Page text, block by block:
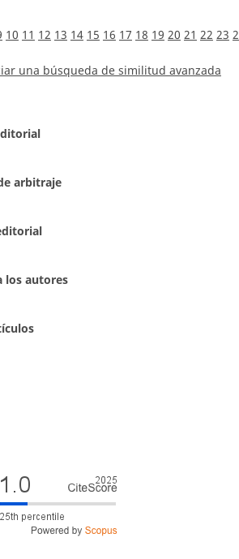
10 11 12 13 14 15 16 17 18 19 20 21 22 23
una búsqueda de similitud avanzada
arbitraje
los autores